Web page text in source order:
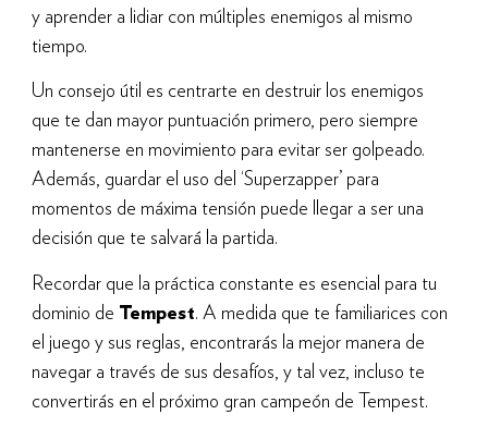
y aprender a lidiar con múltiples enemigos al mismo
tiempo.
Un consejo útil es centrarte en destruir los enemigos
que te dan mayor puntuación primero, pero siempre
mantenerse en movimiento para evitar ser golpeado.
Además, guardar el uso del ‘Superzapper’ para
momentos de máxima tensión puede llegar a ser una
decisión que te salvará la partida.
Recordar que la práctica constante es esencial para tu
dominio de Tempest. A medida que te familiarices con
el juego y sus reglas, encontrarás la mejor manera de
navegar a través de sus desafíos, y tal vez, incluso te
convertirás en el próximo gran campeón de Tempest.